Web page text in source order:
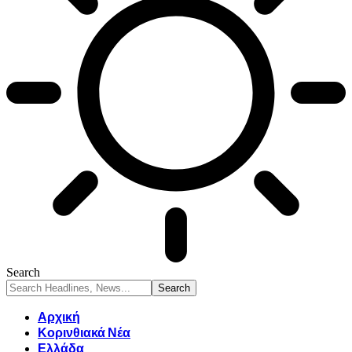
Search
Αρχική
Κορινθιακά Νέα
Ελλάδα